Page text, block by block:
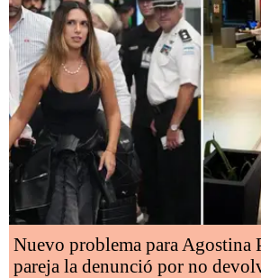
Nuevo problema para Agostina
pareja la denunció por no